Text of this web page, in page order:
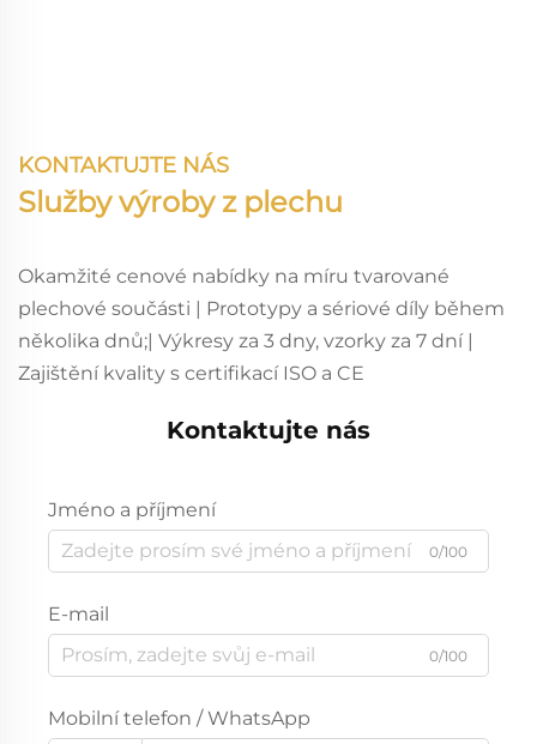
KONTAKTUJTE NÁS
Služby výroby z plechu
Okamžité cenové nabídky na míru tvarované
plechové součásti | Prototypy a sériové díly během
několika dnů;| Výkresy za 3 dny, vzorky za 7 dní |
Zajištění kvality s certifikací ISO a CE
Kontaktujte nás
Jméno a příjmení
0/100
E-mail
0/100
Mobilní telefon / WhatsApp